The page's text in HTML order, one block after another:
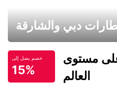
دبي والشارقة
خصم يصل إلى
15%
مستوى
العالم